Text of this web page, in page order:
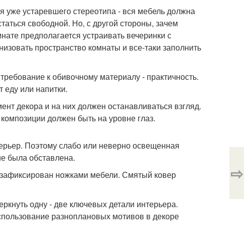
устаревшего стереотипа - вся мебель должна
свободной. Но, с другой стороны, зачем
предполагается устраивать вечеринки с
пространство комнаты и все-таки заполнить
к обивочному материалу - практичность.
еду или напитки.
декора и на них должен останавливаться взгляд.
должен быть на уровне глаз.
Поэтому слабо или неверно освещенная
была обставлена.
ножками мебели. Смятый ковер
одну - две ключевых детали интерьера.
разноплановых мотивов в декоре
⇨